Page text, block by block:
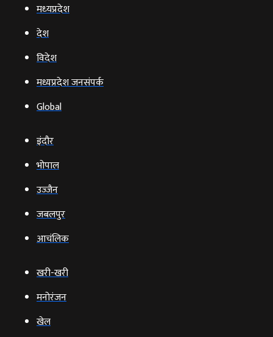
मध्‍यप्रदेश
देश
विदेश
मध्यप्रदेश जनसंपर्क
Global
इंदौर
भोपाल
उज्‍जैन
जबलपुर
आचंलिक
खरी-खरी
मनोरंजन
खेल